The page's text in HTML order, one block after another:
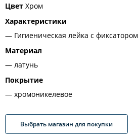
Цвет Хром
Характеристики
Гигиеническая лейка с фиксатором
Материал
латунь
Покрытие
хромоникелевое
Выбрать магазин для покупки